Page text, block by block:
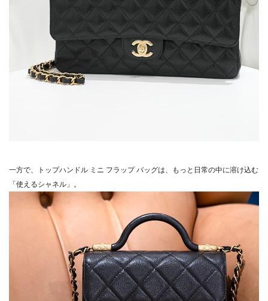
一方で、トップハンドル ミニ フラップ バッグは、もっと日常の中に溶け込む
「使えるシャネル」。